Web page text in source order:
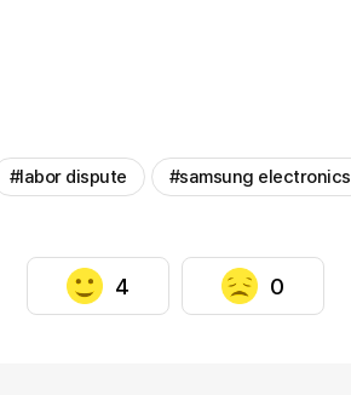
#labor dispute #samsung electronics
4 0